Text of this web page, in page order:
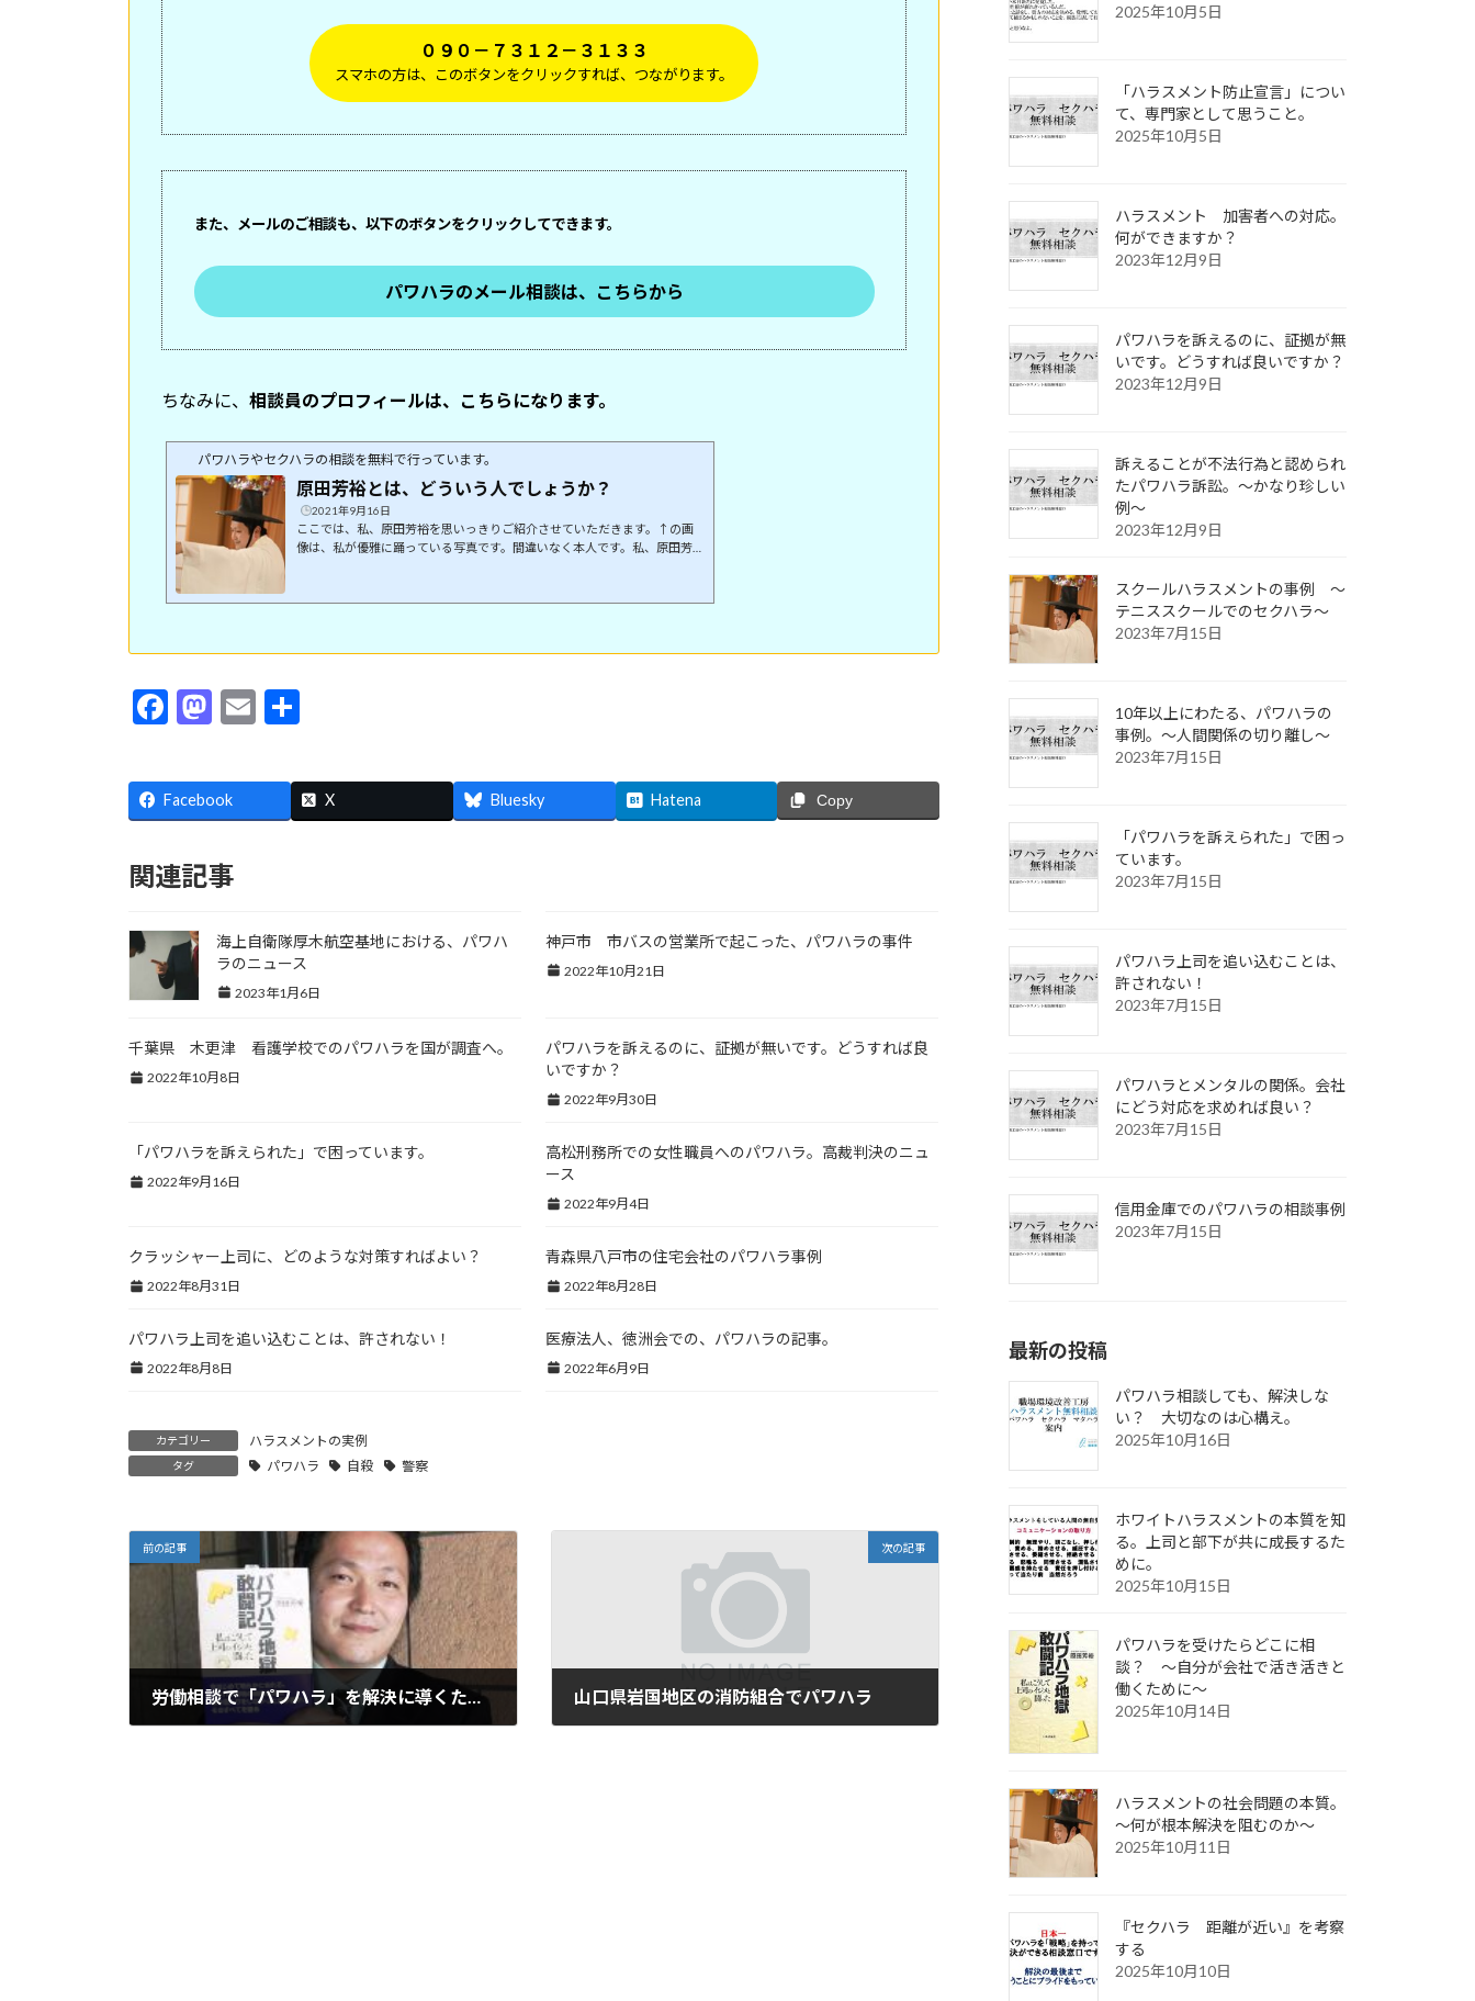
０９０－７３１２－３１３３
スマホの方は、このボタンをクリックすれば、つながります。
また、メールのご相談も、以下のボタンをクリックしてできます。
パワハラのメール相談は、こちらから
ちなみに、 相談員のプロフィールは、こちらになります。
パワハラやセクハラの相談を無料で行っています。
原田芳裕とは、どういう人でしょうか？
2021年9月16日
ここでは、私、原田芳裕を思いっきりご紹介させていただきます。↑の画
像は、私が優雅に踊っている写真です。間違いなく本人です。私、原田芳裕
愛知県春日井市何やってるの？ 職場環境改善工房の代表です。出身大学
パワハラ相談のプロフェッショナルで...
F
e
b
o
M
to
d
n
E
ai
l
Facebook X Bluesky Hatena Copy
関連記事
海上自衛隊厚木航空基地における、パワハ
ラのニュース
2023年1月6日
神戸市 市バスの営業所で起こった、パワハラの事件
2022年10月21日
千葉県 木更津 看護学校でのパワハラを国が調査へ。
2022年10月8日
パワハラを訴えるのに、証拠が無いです。どうすれば良
いですか？
2022年9月30日
「パワハラを訴えられた」で困っています。
2022年9月16日
高松刑務所での女性職員へのパワハラ。高裁判決のニュ
ース
2022年9月4日
クラッシャー上司に、どのような対策すればよい？
2022年8月31日
青森県八戸市の住宅会社のパワハラ事例
2022年8月28日
パワハラ上司を追い込むことは、許されない！
2022年8月8日
医療法人、徳洲会での、パワハラの記事。
2022年6月9日
カテゴリー ハラスメントの実例
タグ パワハラ 自殺 警察
前の記事
労働相談で「パワハラ」を解決に導くための、思考回路
次の記事
山口県岩国地区の消防組合でパワハラ
2025年10月5日
「ハラスメント防止宣言」につい
て、専門家として思うこと。
2025年10月5日
ハラスメント 加害者への対応。
何ができますか？
2023年12月9日
パワハラを訴えるのに、証拠が無
いです。どうすれば良いですか？
2023年12月9日
訴えることが不法行為と認められ
たパワハラ訴訟。～かなり珍しい
例～
2023年12月9日
スクールハラスメントの事例 ～
テニススクールでのセクハラ～
2023年7月15日
10年以上にわたる、パワハラの
事例。～人間関係の切り離し～
2023年7月15日
「パワハラを訴えられた」で困っ
ています。
2023年7月15日
パワハラ上司を追い込むことは、
許されない！
2023年7月15日
パワハラとメンタルの関係。会社
にどう対応を求めれば良い？
2023年7月15日
信用金庫でのパワハラの相談事例
2023年7月15日
最新の投稿
パワハラ相談しても、解決しな
い？ 大切なのは心構え。
2025年10月16日
ホワイトハラスメントの本質を知
る。上司と部下が共に成長するた
めに。
2025年10月15日
パワハラを受けたらどこに相
談？ ～自分が会社で活き活きと
働くために～
2025年10月14日
ハラスメントの社会問題の本質。
～何が根本解決を阻むのか～
2025年10月11日
『セクハラ 距離が近い』を考察
する
2025年10月10日